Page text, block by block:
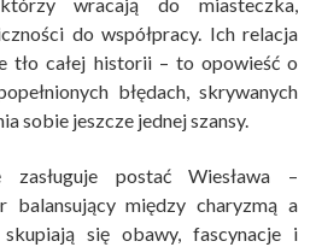
do współpracy. Ich relacja
tło całej historii – to opowieść o
błędach, skrywanych
sobie jeszcze jednej szansy.
zasługuje postać Wiesława –
balansujący między charyzmą a
się obawy, fascynacje i